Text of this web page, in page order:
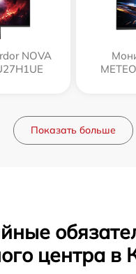
NOVA
Показать больше
центра в